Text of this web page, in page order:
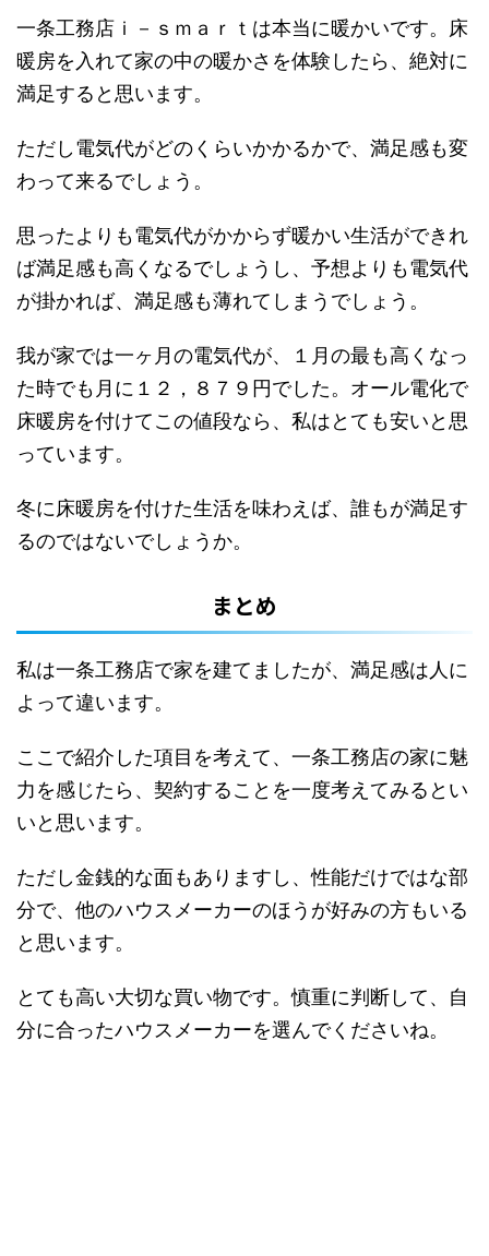
一条工務店ｉ－ｓｍａｒｔは本当に暖かいです。床
暖房を入れて家の中の暖かさを体験したら、絶対に
満足すると思います。
ただし電気代がどのくらいかかるかで、満足感も変
わって来るでしょう。
思ったよりも電気代がかからず暖かい生活ができれ
ば満足感も高くなるでしょうし、予想よりも電気代
が掛かれば、満足感も薄れてしまうでしょう。
我が家では一ヶ月の電気代が、１月の最も高くなっ
た時でも月に１２，８７９円でした。オール電化で
床暖房を付けてこの値段なら、私はとても安いと思
っています。
冬に床暖房を付けた生活を味わえば、誰もが満足す
るのではないでしょうか。
まとめ
私は一条工務店で家を建てましたが、満足感は人に
よって違います。
ここで紹介した項目を考えて、一条工務店の家に魅
力を感じたら、契約することを一度考えてみるとい
いと思います。
ただし金銭的な面もありますし、性能だけではな部
分で、他のハウスメーカーのほうが好みの方もいる
と思います。
とても高い大切な買い物です。慎重に判断して、自
分に合ったハウスメーカーを選んでくださいね。